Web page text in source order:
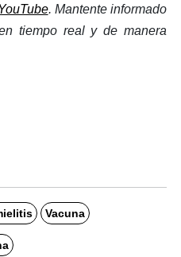
. Mantente informado
tiempo real y de manera
Vacuna